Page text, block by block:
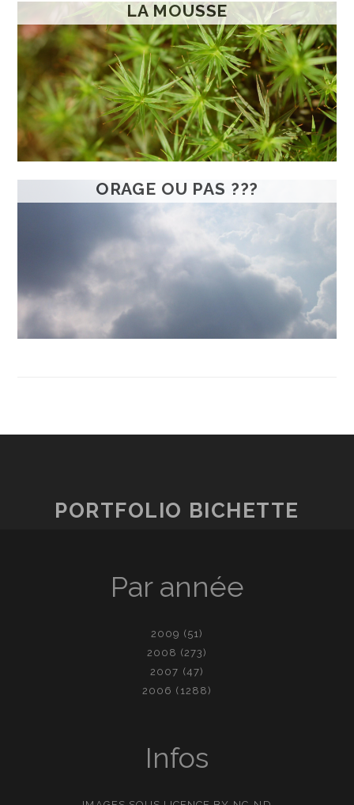
LA MOUSSE
ORAGE OU PAS ???
PORTFOLIO BICHETTE
Par année
2009 (51)
2008 (273)
2007 (47)
2006 (1288)
Infos